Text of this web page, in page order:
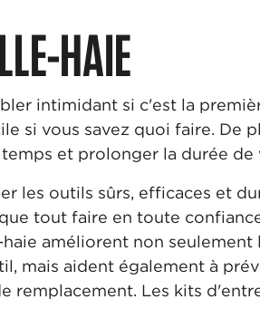
HAIE
intimidant si c'est la
si vous savez quoi faire. De
et prolonger la durée
les outils sûrs, efficaces et
tout faire en toute
améliorent non
mais aident également à
remplacement. Les kits